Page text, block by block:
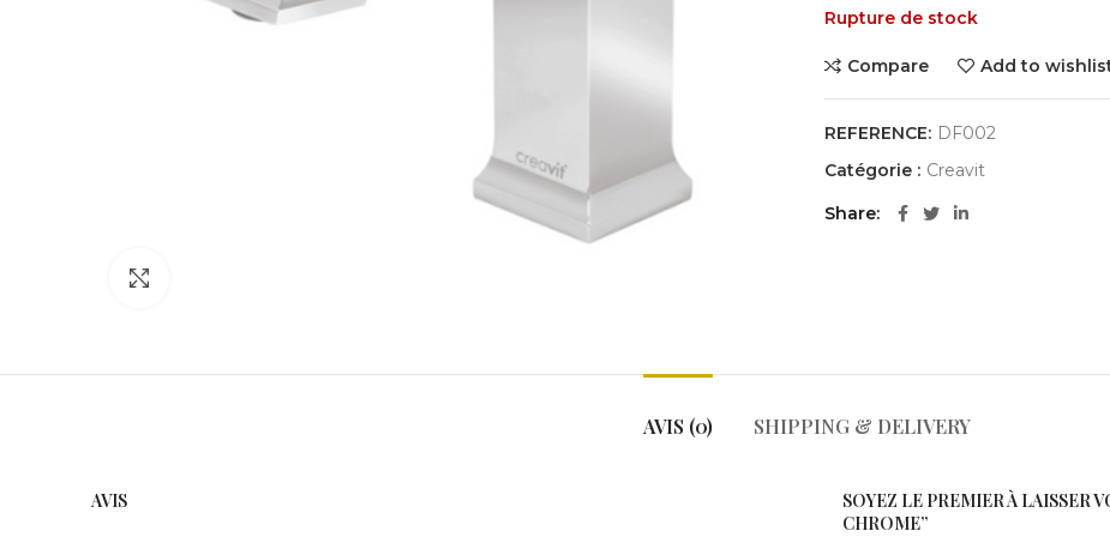
Rupture de stock
Compare Add to
REFERENCE: DF002
Catégorie : Creavit
Share
AVIS (0) SHIPPING & DELIVERY
AVIS
SOYEZ LE PREMIER À LAISSER
CHROME”